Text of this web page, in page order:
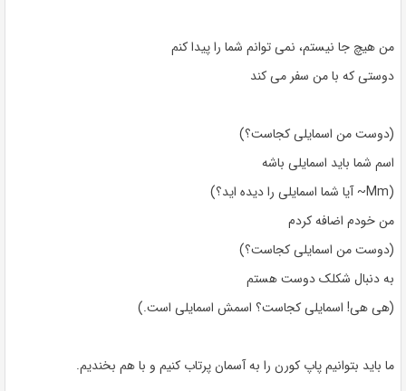
من هیچ جا نیستم، نمی توانم شما را پیدا کنم
دوستی که با من سفر می کند
(دوست من اسمایلی کجاست؟)
اسم شما باید اسمایلی باشه
(Mm~ آیا شما اسمایلی را دیده اید؟)
من خودم اضافه کردم
(دوست من اسمایلی کجاست؟)
به دنبال شکلک دوست هستم
(هی هی! اسمایلی کجاست؟ اسمش اسمایلی است.)
ما باید بتوانیم پاپ کورن را به آسمان پرتاب کنیم و با هم بخندیم.